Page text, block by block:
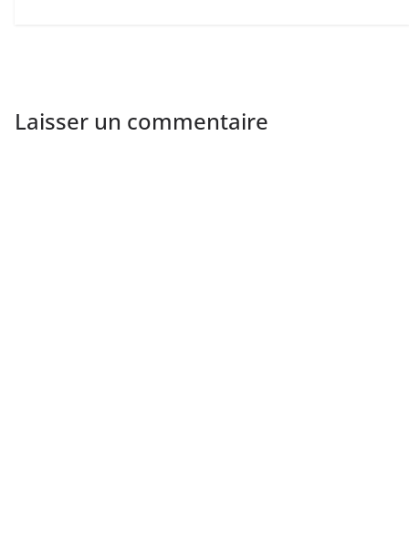
Laisser un commentaire